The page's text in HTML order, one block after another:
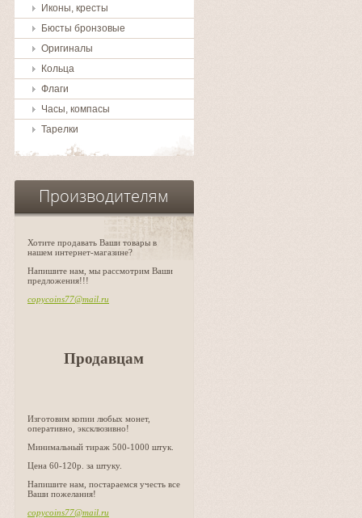
Иконы, кресты
Бюсты бронзовые
Оригиналы
Кольца
Флаги
Часы, компасы
Тарелки
Производителям
Хотите продавать Ваши товары в
нашем интернет-магазине?
Напишите нам, мы рассмотрим Ваши
предложения!!!
copycoins77@mail.ru
Продавцам
Изготовим копии любых монет,
оперативно, эксклюзивно!
Минимальный тираж 500-1000 штук.
Цена 60-120р. за штуку.
Напишите нам, постараемся учесть все
Ваши пожелания!
copycoins77@mail.ru